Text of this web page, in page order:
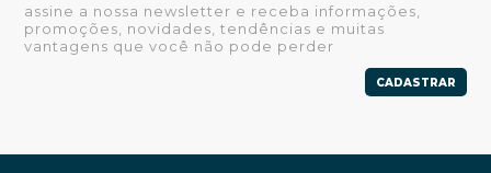
assine a nossa newsletter e receba informações,
promoções, novidades, tendências e muitas
vantagens que você não pode perder
CADASTRAR